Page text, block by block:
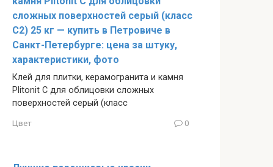
сложных поверхностей серый (класс
С2) 25 кг — купить в Петровиче в
Санкт-Петербурге: цена за штуку,
характеристики, фото
Клей для плитки, керамогранита и камня
Plitonit C для облицовки сложных
поверхностей серый (класс
Цвет 0